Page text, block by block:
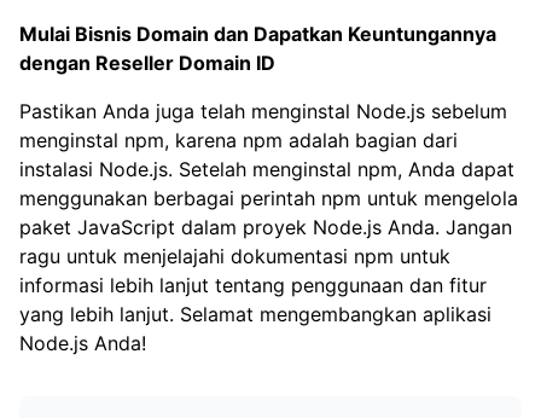
Mulai Bisnis Domain dan Dapatkan Keuntungannya
dengan Reseller Domain ID
Pastikan Anda juga telah menginstal Node.js sebelum
menginstal npm, karena npm adalah bagian dari
instalasi Node.js. Setelah menginstal npm, Anda dapat
menggunakan berbagai perintah npm untuk mengelola
paket JavaScript dalam proyek Node.js Anda. Jangan
ragu untuk menjelajahi dokumentasi npm untuk
informasi lebih lanjut tentang penggunaan dan fitur
yang lebih lanjut. Selamat mengembangkan aplikasi
Node.js Anda!